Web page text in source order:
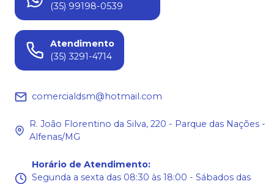
(35) 99198-0539
Atendimento
(35) 3291-4714
comercialdsm@hotmail.com
R. João Florentino da Silva, 220 - Parque das Nações -
Alfenas/MG
Horário de Atendimento:
Segunda a sexta das 08:30 às 18:00 - Sábados das